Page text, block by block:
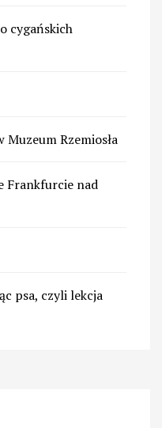
cygańskich
Rzemiosła
Frankfurcie nad
psa, czyli lekcja